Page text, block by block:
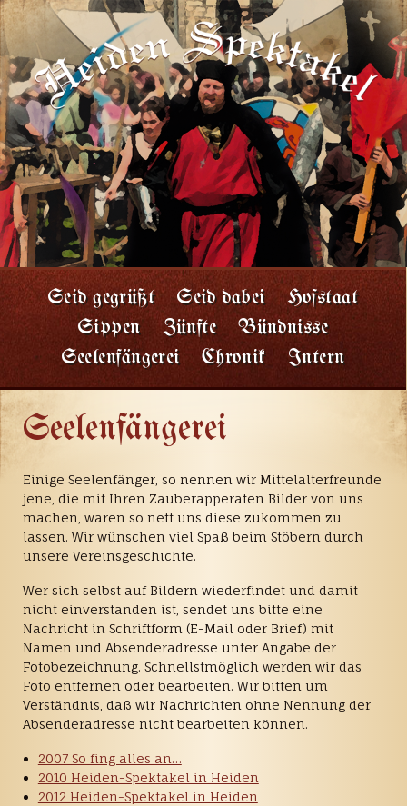
Seid gegrüßt Seid dabei
Hofstaat
Sippen
Zünfte
Bündnisse
Seelenfängerei
Chronik Intern
Seelenfängerei
Einige Seelenfänger, so nennen wir Mittelalterfreunde
jene, die mit Ihren Zauberapperaten Bilder von uns
machen, waren so nett uns diese zukommen zu
lassen. Wir wünschen viel Spaß beim Stöbern durch
unsere Vereinsgeschichte.
Wer sich selbst auf Bildern wiederfindet und damit
nicht einverstanden ist, sendet uns bitte eine
Nachricht in Schriftform (E-Mail oder Brief) mit
Namen und Absenderadresse unter Angabe der
Fotobezeichnung. Schnellstmöglich werden wir das
Foto entfernen oder bearbeiten. Wir bitten um
Verständnis, daß wir Nachrichten ohne Nennung der
Absenderadresse nicht bearbeiten können.
2007 So fing alles an…
2010 Heiden-Spektakel in Heiden
2012 Heiden-Spektakel in Heiden